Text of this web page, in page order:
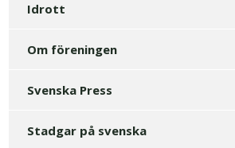
Idrott
Om föreningen
Svenska Press
Stadgar på svenska